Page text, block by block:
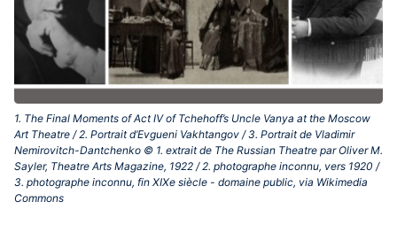
1. The Final Moments of Act IV of Tchehoff’s Uncle Vanya at the Moscow
Art Theatre / 2. Portrait d’Evgueni Vakhtangov / 3. Portrait de Vladimir
Nemirovitch-Dantchenko © 1. extrait de The Russian Theatre par Oliver M.
Sayler, Theatre Arts Magazine, 1922 / 2. photographe inconnu, vers 1920 /
3. photographe inconnu, fin XIXe siècle - domaine public, via Wikimedia
Commons‎